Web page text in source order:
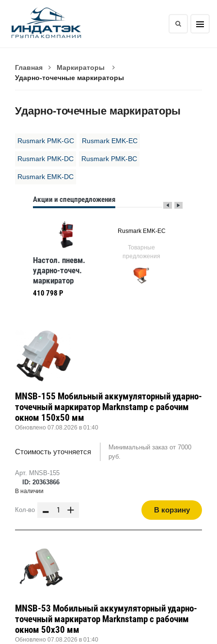
Главная
Маркираторы
Ударно-точечные маркираторы
Ударно-точечные маркираторы
Rusmark PMK-GC Rusmark EMK-EC
Rusmark PMK-DC Rusmark PMK-BC
Rusmark EMK-DC
Акции и спецпредложения
Настол. пневм.
ударно-точеч.
маркиратор
RUSMARK PMK-
410 798 Р
Rusmark EMK-EC
Товарные
предложения
Арт. MNSB-155
ID: 20363866
MNSB-155 Мобильный аккумуляторный ударно-
точечный маркиратор Marknstamp с рабочим
окном 150х50 мм
Обновлено 07.08.2026 в 01:40
Стоимость уточняется
Минимальный заказ от 7000
руб.
В наличии
Кол-во - + В корзину
MNSB-53 Мобильный аккумуляторный ударно-
точечный маркиратор Marknstamp с рабочим
окном 50х30 мм
Обновлено 07.08.2026 в 01:40